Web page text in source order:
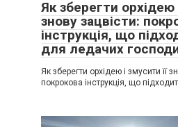
Як зберегти орхідею
знову зацвісти:
інструкція, що
для ледачих
Як зберегти орхідею і змусити її
покрокова інструкція, що